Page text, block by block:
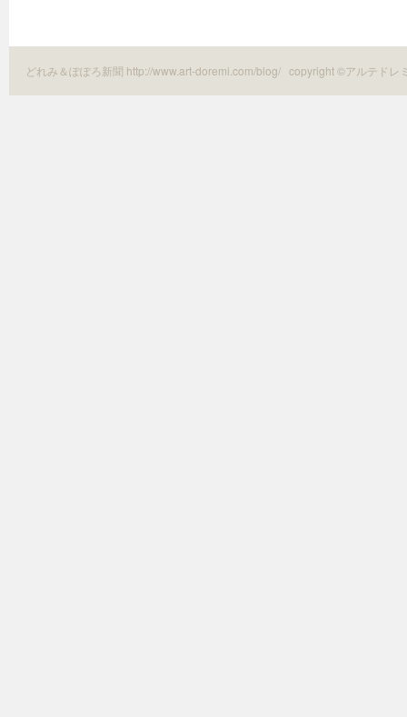
どれみ＆ぽぽろ新聞 http://www.art-doremi.com/blog/ copyright ©アルテドレ